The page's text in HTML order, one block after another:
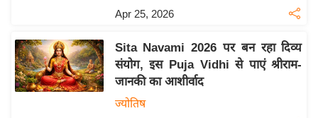
ल
क्रि
के
Apr 25, 2026
Sita Navami 2026 पर बन रहा दिव्य
संयोग, इस Puja Vidhi से पाएं श्रीराम-
जानकी का आशीर्वाद
ज्योतिष